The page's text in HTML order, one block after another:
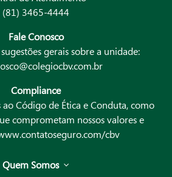
(81) 3465-4444
Fale Conosco
gerais sobre a unidade:
Compliance
ao Código de Ética e Conduta, como
comprometam nossos valores e
cbv
Quem Somos